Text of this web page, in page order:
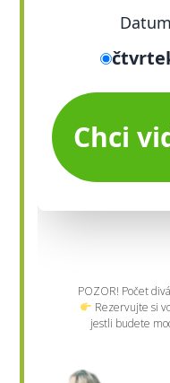
POZOR! Počet
Rezervujte si
jestli budete